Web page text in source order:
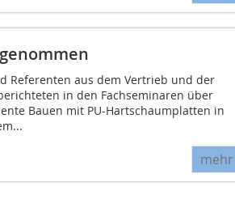
Referenten aus dem Vertrieb und der
in den Fachseminaren über
Bauen mit PU-Hartschaumplatten in
mehr